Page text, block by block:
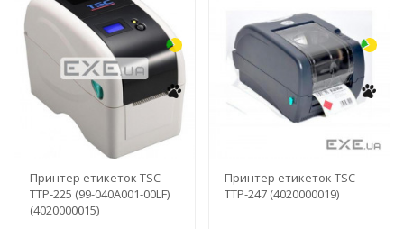
Принтер етикеток TSC
TTP-225 (99-040A001-00LF)
(4020000015)
Принтер етикеток TSC
TTP-247 (4020000019)